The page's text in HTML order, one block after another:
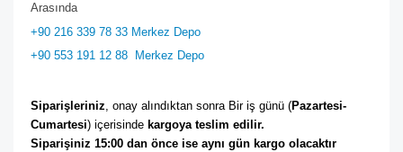
Arasında
+90 216 339 78 33 Merkez Depo
+90 553 191 12 88 Merkez Depo
Siparişleriniz, onay alındıktan sonra Bir iş günü (Pazartesi-
Cumartesi) içerisinde kargoya teslim edilir.
Siparişiniz 15:00 dan önce ise aynı gün kargo olacaktır